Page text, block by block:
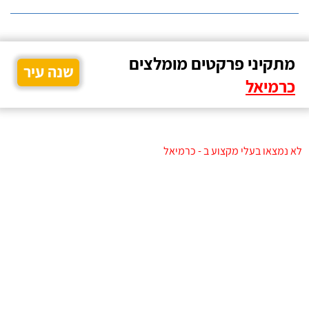
מתקיני פרקטים מומלצים
כרמיאל
שנה עיר
לא נמצאו בעלי מקצוע ב - כרמיאל